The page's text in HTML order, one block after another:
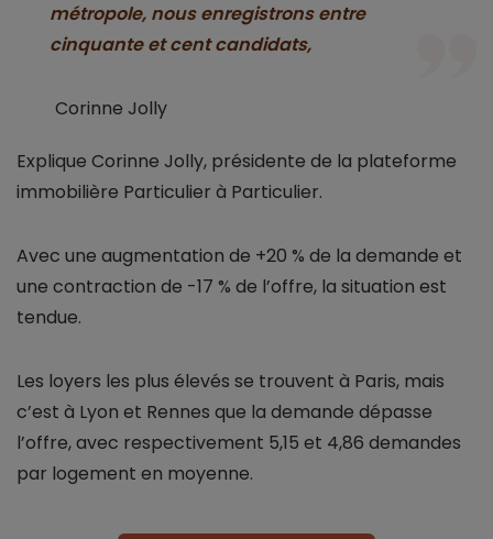
métropole, nous enregistrons entre
cinquante et cent candidats,
Corinne Jolly
Explique Corinne Jolly, présidente de la plateforme
immobilière Particulier à Particulier.
Avec une augmentation de +20 % de la demande et
une contraction de -17 % de l’offre, la situation est
tendue.
Les loyers les plus élevés se trouvent à Paris, mais
c’est à Lyon et Rennes que la demande dépasse
l’offre, avec respectivement 5,15 et 4,86 demandes
par logement en moyenne.